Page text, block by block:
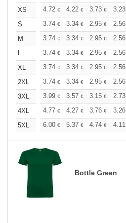
XS
4.72 € 4.22 € 3.73 € 3.23
S
3.74 € 3.34 € 2.95 € 2.56
M
3.74 € 3.34 € 2.95 € 2.56
L
3.74 € 3.34 € 2.95 € 2.56
XL
3.74 € 3.34 € 2.95 € 2.56
2XL
3.74 € 3.34 € 2.95 € 2.56
3XL
3.99 € 3.57 € 3.15 € 2.73
4XL
4.77 € 4.27 € 3.76 € 3.26
5XL
6.00 € 5.37 € 4.74 € 4.11
Bottle Green